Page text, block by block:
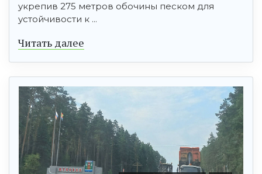
укрепив 275 метров обочины песком для
устойчивости к ...
Читать далее